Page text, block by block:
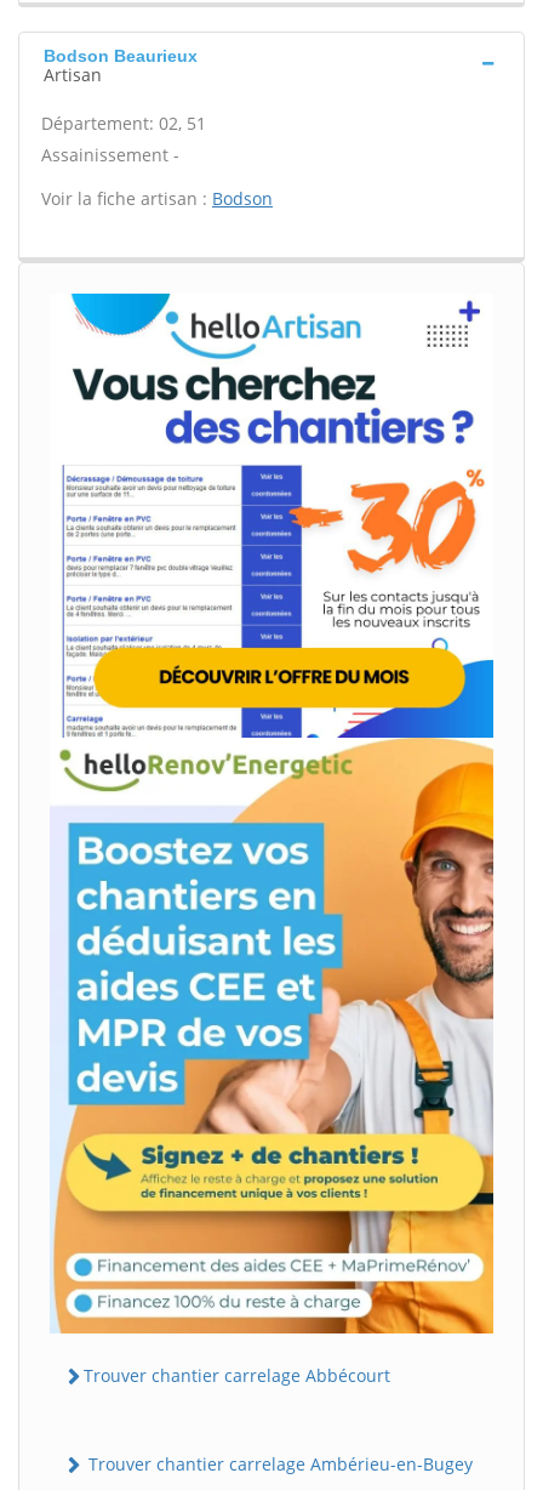
Bodson Beaurieux
Artisan
Département: 02, 51
Assainissement -
Voir la fiche artisan : Bodson
Trouver chantier carrelage Abbécourt
Trouver chantier carrelage Ambérieu-en-Bugey